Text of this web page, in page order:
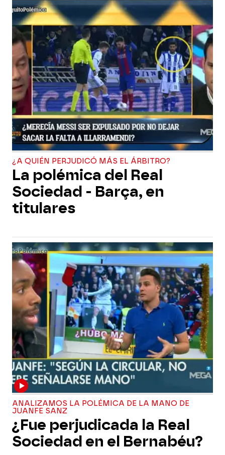
¿A QUIÉN PERJUDICÓ MÁS EL ÁRBITRO?
La polémica del Real
Sociedad - Barça, en
titulares
ANALIZAMOS LA POLÉMICA DE LA MANO DE
JUANFE SANZ
¿Fue perjudicada la Real
Sociedad en el Bernabéu?